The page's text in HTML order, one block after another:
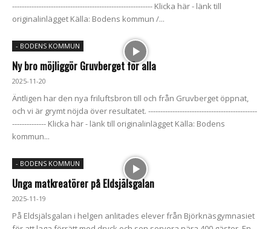
---------------------------------------------------------- Klicka här - länk till
originalinlägget Källa: Bodens kommun /...
- BODENS KOMMUN
Ny bro möjliggör Gruvberget för alla
2025-11-20
Äntligen har den nya friluftsbron till och från Gruvberget öppnat,
och vi är grymt nöjda över resultatet. ---------------------------------------------
-------------- Klicka här - länk till originalinlägget Källa: Bodens
kommun...
- BODENS KOMMUN
Unga matkreatörer på Eldsjälsgalan
2025-11-19
På Eldsjälsgalan i helgen anlitades elever från Björknäsgymnasiet